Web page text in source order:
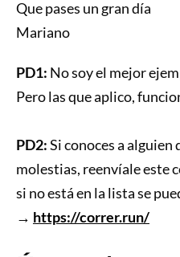
Que pases un gran día
Mariano
PD1: No soy el mejor
Pero las que aplico,
PD2:Si conoces a alguien
molestias, reenvíale este
si no está en la lista se
→ https://correr.run/